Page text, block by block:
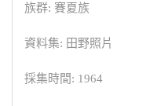
族群: 賽夏族
資料集: 田野照片
採集時間: 1964